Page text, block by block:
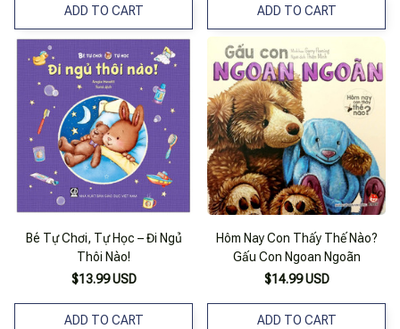
ADD TO CART ADD TO CART
Bé Tự Chơi, Tự Học – Đi Ngủ
Thôi Nào!
$13.99 USD
ADD TO CART
Hôm Nay Con Thấy Thế Nào?
Gấu Con Ngoan Ngoãn
$14.99 USD
ADD TO CART